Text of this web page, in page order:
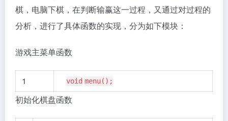
棋，电脑下棋，在判断输赢这一过程，又通过对过程的
分析，进行了具体函数的实现，分为如下模块：
游戏主菜单函数
1 void menu();
初始化棋盘函数